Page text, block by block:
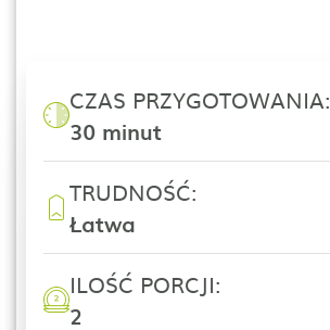
CZAS PRZYGOTOWANIA:
30 minut
TRUDNOŚĆ:
Łatwa
ILOŚĆ PORCJI:
2